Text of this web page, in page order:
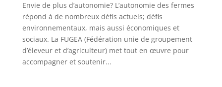
Envie de plus d’autonomie? L’autonomie des fermes
répond à de nombreux défis actuels; défis
environnementaux, mais aussi économiques et
sociaux. La FUGEA (Fédération unie de groupement
d’éleveur et d’agriculteur) met tout en œuvre pour
accompagner et soutenir...